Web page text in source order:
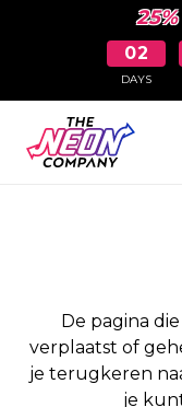
02
DAYS
PAGINA
De pagina
verplaatst of
je terugkeren
je